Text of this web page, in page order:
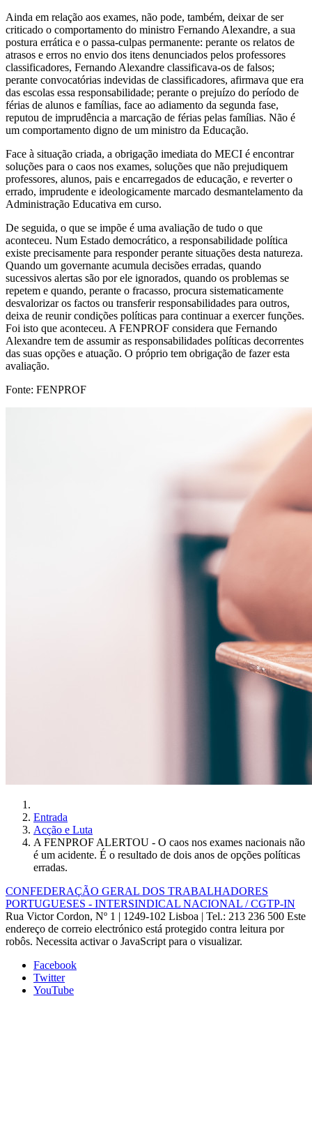
Ainda em relação aos exames, não pode, também, deixar de ser
criticado o comportamento do ministro Fernando Alexandre, a sua
postura errática e o passa-culpas permanente: perante os relatos de
atrasos e erros no envio dos itens denunciados pelos professores
classificadores, Fernando Alexandre classificava-os de falsos;
perante convocatórias indevidas de classificadores, afirmava que era
das escolas essa responsabilidade; perante o prejuízo do período de
férias de alunos e famílias, face ao adiamento da segunda fase,
reputou de imprudência a marcação de férias pelas famílias. Não é
um comportamento digno de um ministro da Educação.
Face à situação criada, a obrigação imediata do MECI é encontrar
soluções para o caos nos exames, soluções que não prejudiquem
professores, alunos, pais e encarregados de educação, e reverter o
errado, imprudente e ideologicamente marcado desmantelamento da
Administração Educativa em curso.
De seguida, o que se impõe é uma avaliação de tudo o que
aconteceu. Num Estado democrático, a responsabilidade política
existe precisamente para responder perante situações desta natureza.
Quando um governante acumula decisões erradas, quando
sucessivos alertas são por ele ignorados, quando os problemas se
repetem e quando, perante o fracasso, procura sistematicamente
desvalorizar os factos ou transferir responsabilidades para outros,
deixa de reunir condições políticas para continuar a exercer funções.
Foi isto que aconteceu. A FENPROF considera que Fernando
Alexandre tem de assumir as responsabilidades políticas decorrentes
das suas opções e atuação. O próprio tem obrigação de fazer esta
avaliação.
Fonte: FENPROF
Entrada
Acção e Luta
A FENPROF ALERTOU - O caos nos exames nacionais não
é um acidente. É o resultado de dois anos de opções políticas
erradas.
CONFEDERAÇÃO GERAL DOS TRABALHADORES
PORTUGUESES - INTERSINDICAL NACIONAL / CGTP-IN
Rua Victor Cordon, Nº 1 | 1249-102 Lisboa | Tel.: 213 236 500 Este
endereço de correio electrónico está protegido contra leitura por
robôs. Necessita activar o JavaScript para o visualizar.
Facebook
Twitter
YouTube